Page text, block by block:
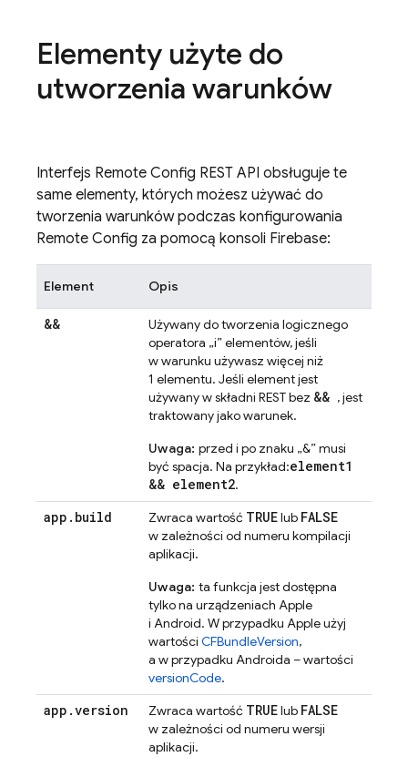
Elementy użyte do
utworzenia warunków
Interfejs Remote Config REST API obsługuje te
same elementy, których możesz używać do
tworzenia warunków podczas konfigurowania
Remote Config za pomocą konsoli Firebase:
Element Opis
&&
Używany do tworzenia logicznego
operatora „i” elementów, jeśli
w warunku używasz więcej niż
1 elementu. Jeśli element jest
używany w składni REST bez && , jest
traktowany jako warunek.
Uwaga: przed i po znaku „&” musi
być spacja. Na przykład:element1
&& element2.
app . build Zwraca wartość TRUElub FALSE
w zależności od numeru kompilacji
aplikacji.
Uwaga: ta funkcja jest dostępna
tylko na urządzeniach Apple
i Android. W przypadku Apple użyj
wartości CFBundleVersion,
a w przypadku Androida – wartości
versionCode.
app .version Zwraca wartość TRUElub FALSE
w zależności od numeru wersji
aplikacji.